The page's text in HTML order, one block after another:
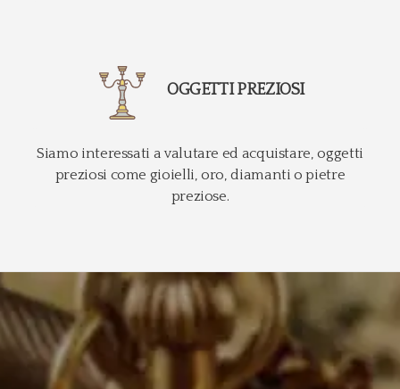
OGGETTI PREZIOSI
Siamo interessati a valutare ed acquistare, oggetti
preziosi come gioielli, oro, diamanti o pietre
preziose.